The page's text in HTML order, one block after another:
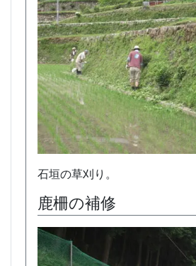
石垣の草刈り。
鹿柵の補修